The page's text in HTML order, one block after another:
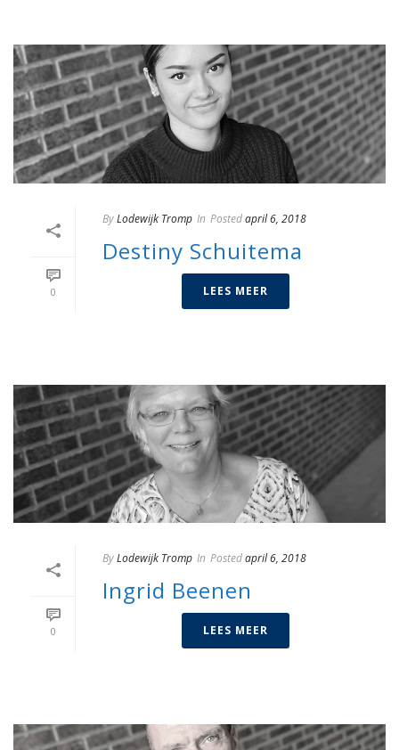
0
ByLodewijk Tromp In Postedapril 6, 2018
Destiny Schuitema
LEES MEER
0
ByLodewijk Tromp In Postedapril 6, 2018
Ingrid Beenen
LEES MEER